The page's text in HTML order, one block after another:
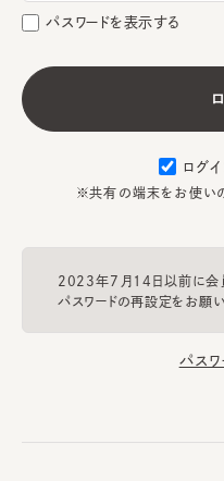
パスワードを表示する
ログ
※共有の端末をお使い
2023年7月14日以前に会
パスワードの再設定をお願い
パス